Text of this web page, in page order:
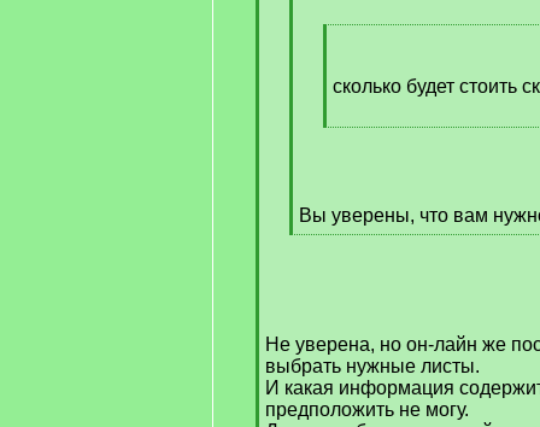
]сколько будет стоить
[
Вы уверены, что вам
[
Не уверена, но он-лайн же
выбрать нужные листы.
И какая информация
предположить не могу.